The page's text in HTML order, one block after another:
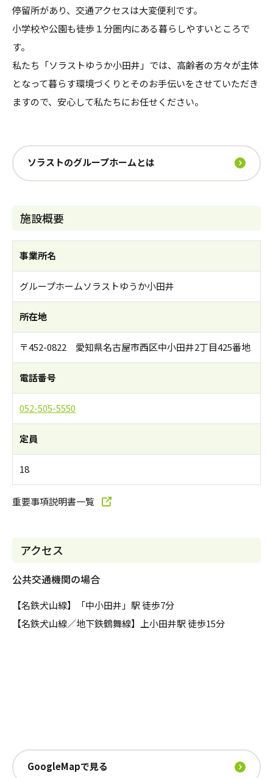
停留所があり、交通アクセスは大変便利です。
小学校や公園も徒歩１分圏内にある暮らしやすいところで
す。
私たち「ソラストゆうか小田井」では、高齢者の方々が主体
となって暮らす環境づくりとそのお手伝いをさせていただき
ますので、安心して私たちにお任せください。
ソラストのグループホームとは
施設概要
事業所名
グループホームソラストゆうか小田井
所在地
〒452-0822 愛知県名古屋市西区中小田井2丁目425番地
電話番号
052-505-5550
定員
18
重要事項説明書一覧
アクセス
公共交通機関の場合
【名鉄犬山線】「中小田井」駅 徒歩7分
【名鉄犬山線／地下鉄鶴舞線】上小田井駅 徒歩15分
GoogleMapで見る